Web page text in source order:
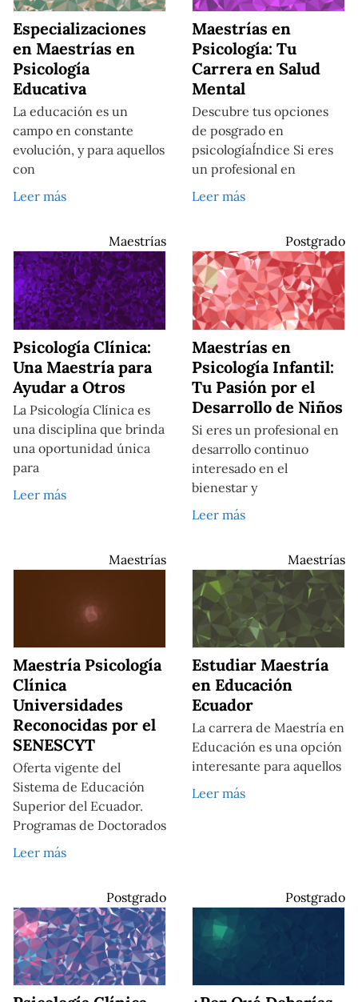
Especializaciones
en Maestrías en
Psicología
Educativa
La educación es un
campo en constante
evolución, y para aquellos
con
Leer más
Maestrías en
Psicología: Tu
Carrera en Salud
Mental
Descubre tus opciones
de posgrado en
psicologíaÍndice Si eres
un profesional en
Leer más
Maestrías
Psicología Clínica:
Una Maestría para
Ayudar a Otros
La Psicología Clínica es
una disciplina que brinda
una oportunidad única
para
Leer más
Postgrado
Maestrías en
Psicología Infantil:
Tu Pasión por el
Desarrollo de Niños
Si eres un profesional en
desarrollo continuo
interesado en el
bienestar y
Leer más
Maestrías
Maestría Psicología
Clínica
Universidades
Reconocidas por el
SENESCYT
Oferta vigente del
Sistema de Educación
Superior del Ecuador.
Programas de Doctorados
Leer más
Maestrías
Estudiar Maestría
en Educación
Ecuador
La carrera de Maestría en
Educación es una opción
interesante para aquellos
Leer más
Postgrado Postgrado